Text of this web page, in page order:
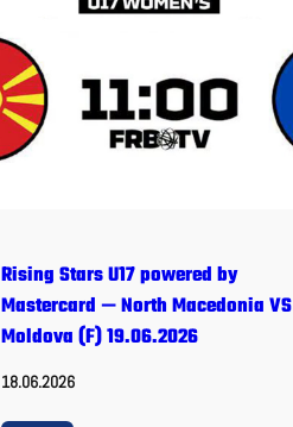
Rising Stars U17 powered by
Mastercard — North Macedonia VS
Moldova (F) 19.06.2026
18.06.2026